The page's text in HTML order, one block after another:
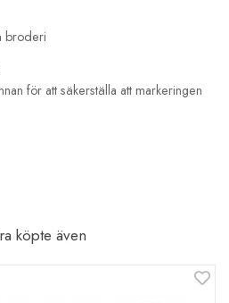
broderi
för att säkerställa att markeringen
köpte även